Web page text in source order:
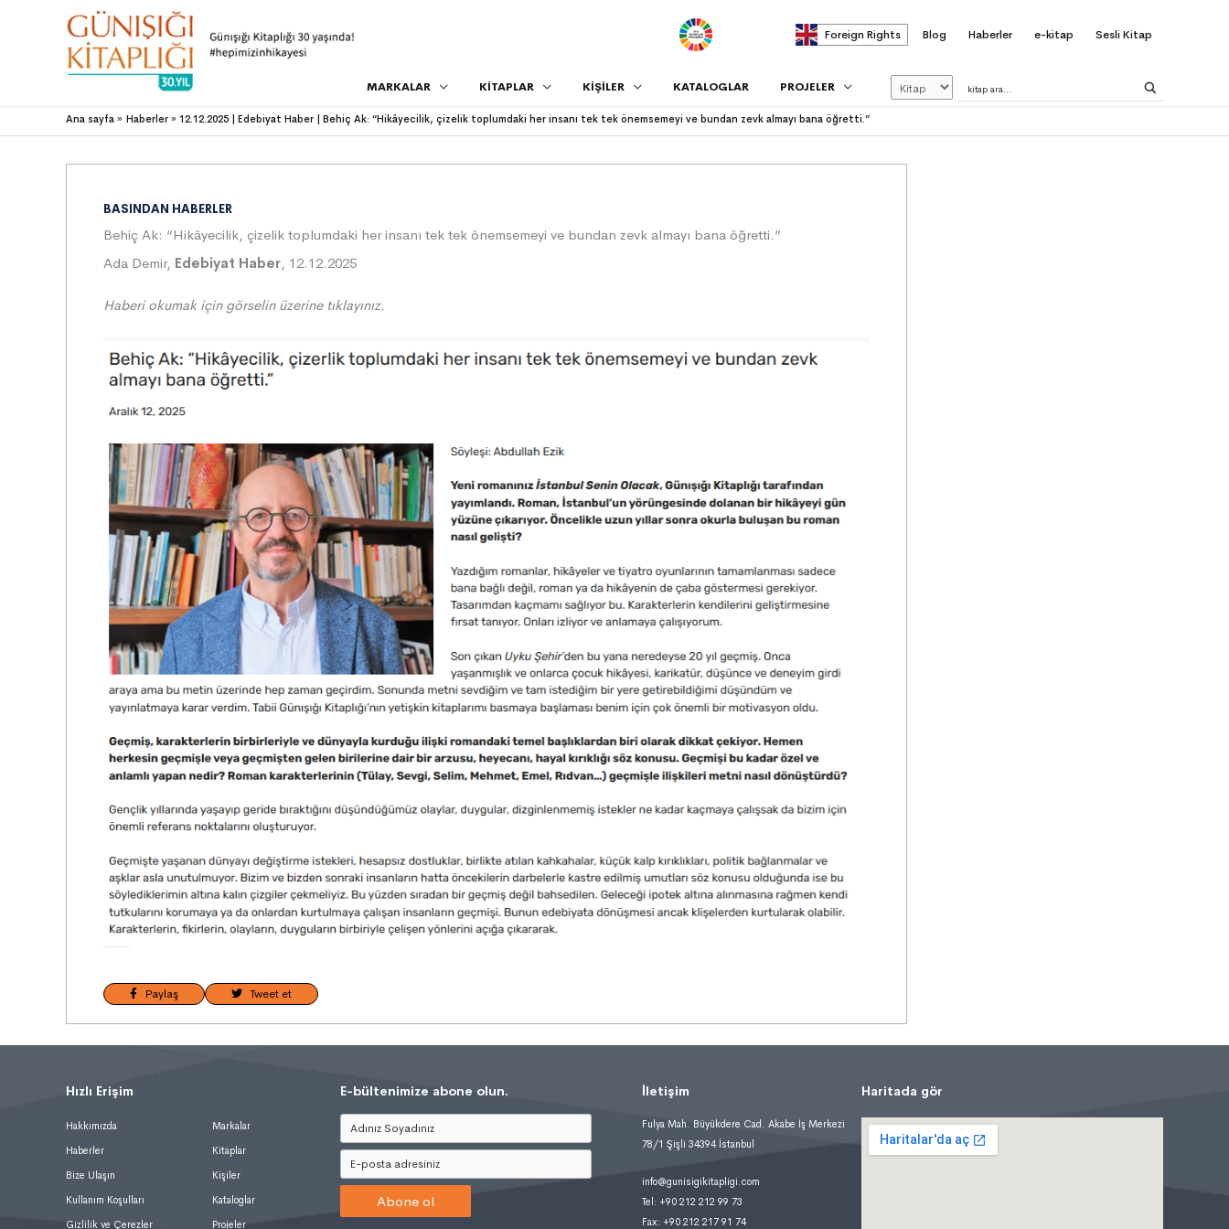
. Foreign Rights Blog Haberler e-kitap Sesli Kitap
MARKALAR KİTAPLAR KİŞİLER KATALOGLAR PROJELER
Ana sayfa Haberler 12.12.2025 | Edebiyat Haber | Behiç Ak: “Hikâyecilik, çizelik toplumdaki her insanı tek tek önemsemeyi ve bundan zevk almayı bana öğretti.”
BASINDAN HABERLER
Behiç Ak: “Hikâyecilik, çizelik toplumdaki her insanı tek tek önemsemeyi ve bundan zevk almayı bana öğretti.”
Ada Demir, Edebiyat Haber, 12.12.2025
Haberi okumak için görselin üzerine tıklayınız.
Paylaş Tweet et
Hızlı Erişim
Hakkımızda
Haberler
Bize Ulaşın
Kullanım Koşulları
Gizlilik ve Çerezler
Markalar
Kitaplar
Kişiler
Kataloglar
Projeler
E-bültenimize abone olun.
Abone ol
İletişim
Fulya Mah. Büyükdere Cad. Akabe İş Merkezi
78/1 Şişli 34394 İstanbul
info@gunisigikitapligi.com
Tel: +90 212 212 99 73
Fax: +90 212 217 91 74
Haritada gör